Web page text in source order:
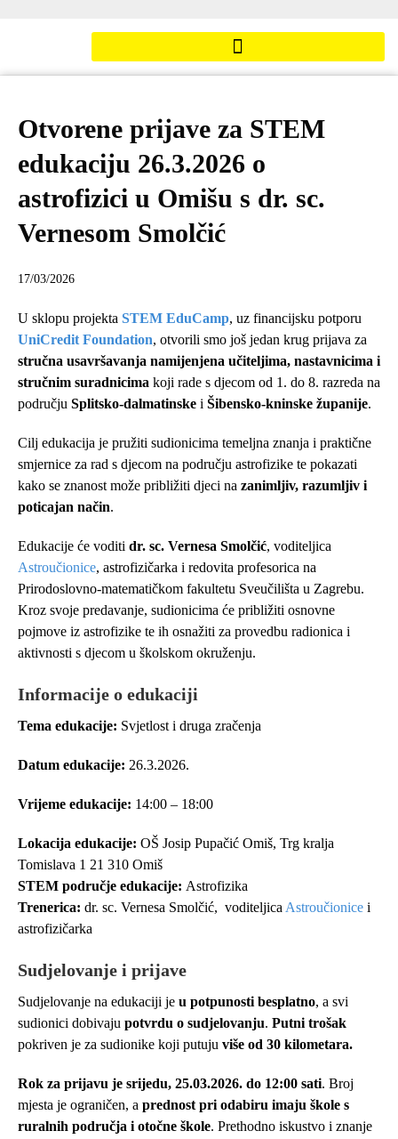
Otvorene prijave za STEM
edukaciju 26.3.2026 o
astrofizici u Omišu s dr. sc.
Vernesom Smolčić
17/03/2026
U sklopu projekta STEM EduCamp, uz financijsku potporu
UniCredit Foundation, otvorili smo još jedan krug prijava za
stručna usavršavanja namijenjena učiteljima, nastavnicima i
stručnim suradnicima koji rade s djecom od 1. do 8. razreda na
području Splitsko-dalmatinske i Šibensko-kninske županije.
Cilj edukacija je pružiti sudionicima temeljna znanja i praktične
smjernice za rad s djecom na području astrofizike te pokazati
kako se znanost može približiti djeci na zanimljiv, razumljiv i
poticajan način.
Edukacije će voditi dr. sc. Vernesa Smolčić, voditeljica
Astroučionice, astrofizičarka i redovita profesorica na
Prirodoslovno-matematičkom fakultetu Sveučilišta u Zagrebu.
Kroz svoje predavanje, sudionicima će približiti osnovne
pojmove iz astrofizike te ih osnažiti za provedbu radionica i
aktivnosti s djecom u školskom okruženju.
Informacije o edukaciji
Tema edukacije: Svjetlost i druga zračenja
Datum edukacije: 26.3.2026.
Vrijeme edukacije: 14:00 – 18:00
Lokacija edukacije: OŠ Josip Pupačić Omiš, Trg kralja
Tomislava 1 21 310 Omiš
STEM područje edukacije: Astrofizika
Trenerica: dr. sc. Vernesa Smolčić, voditeljica Astroučionice i
astrofizičarka
Sudjelovanje i prijave
Sudjelovanje na edukaciji je u potpunosti besplatno, a svi
sudionici dobivaju potvrdu o sudjelovanju. Putni trošak
pokriven je za sudionike koji putuju više od 30 kilometara.
Rok za prijavu je srijedu, 25.03.2026. do 12:00 sati. Broj
mjesta je ograničen, a prednost pri odabiru imaju škole s
ruralnih područja i otočne škole. Prethodno iskustvo i znanje